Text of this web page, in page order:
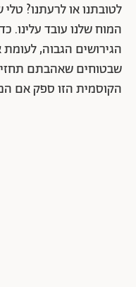
לטובתנו או לרעתנו?
המוח שלנו עובד עלינו.
הגירושים הגבוה, לעומת
שבטוחים שאהבתם
הקוסמית הזו ספק אם